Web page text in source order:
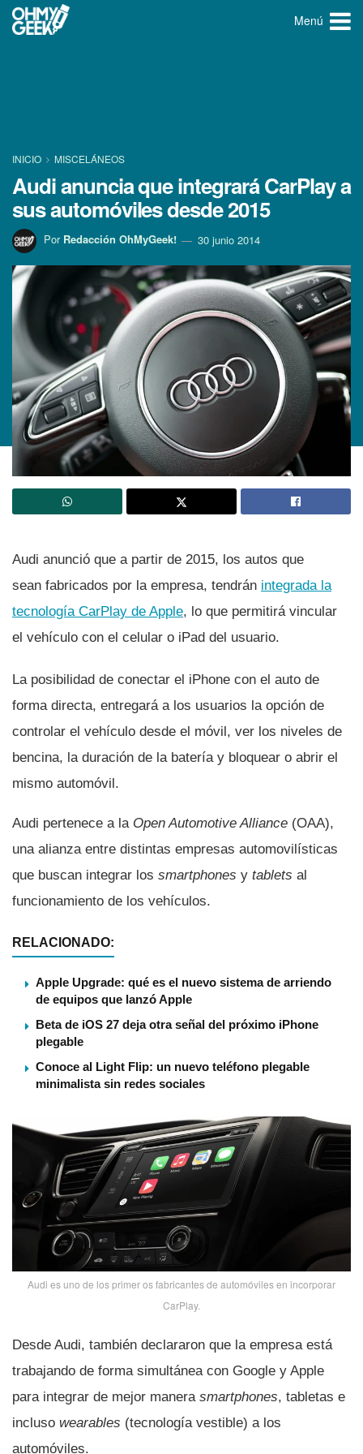
Menú
INICIO MISCELÁNEOS
Audi anuncia que integrará CarPlay a
sus automóviles desde 2015
Por Redacción OhMyGeek! 30 junio 2014
Audi anunció que a partir de 2015, los autos que
sean fabricados por la empresa, tendrán integrada la
tecnologí­a CarPlay de Apple, lo que permitirá vincular
el vehí­culo con el celular o iPad del usuario.
La posibilidad de conectar el iPhone con el auto de
forma directa, entregará a los usuarios la opción de
controlar el vehí­culo desde el móvil, ver los niveles de
bencina, la duración de la baterí­a y bloquear o abrir el
mismo automóvil.
Audi pertenece a la Open Automotive Alliance (OAA),
una alianza entre distintas empresas automovilí­sticas
que buscan integrar los smartphones y tablets al
funcionamiento de los vehí­culos.
RELACIONADO:
Apple Upgrade: qué es el nuevo sistema de arriendo
de equipos que lanzó Apple
Beta de iOS 27 deja otra señal del próximo iPhone
plegable
Conoce al Light Flip: un nuevo teléfono plegable
minimalista sin redes sociales
Audi es uno de los primer os fabricantes de automóviles en incorporar
CarPlay.
Desde Audi, también declararon que la empresa está
trabajando de forma simultánea con Google y Apple
para integrar de mejor manera smartphones, tabletas e
incluso wearables (tecnologí­a vestible) a los
automóviles.